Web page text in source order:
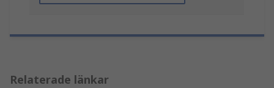
Relaterade länkar